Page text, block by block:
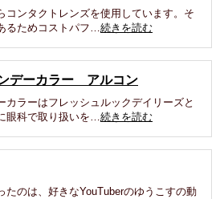
ンタクトレンズを使用しています。そ
るためコストパフ…続きを読む
デーカラー アルコン
カラーはフレッシュルックデイリーズと
眼科で取り扱いを…続きを読む
たのは、好きなYouTuberのゆうこすの動